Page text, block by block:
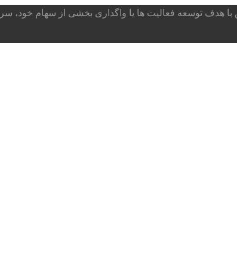
با هدف توسعه فعالیت ها یا واگذاری بخشی از سهام خود، سرمایه